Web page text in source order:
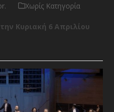
Χωρίς Κατηγορία
Κυριακή 6 Απριλίου